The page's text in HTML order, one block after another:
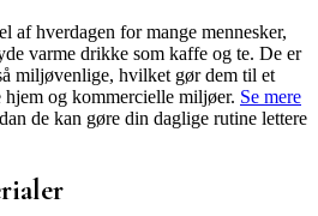
af hverdagen for mange mennesker,
varme drikke som kaffe og te. De er
miljøvenlige, hvilket gør dem til et
og kommercielle miljøer. Se mere
de kan gøre din daglige rutine lettere